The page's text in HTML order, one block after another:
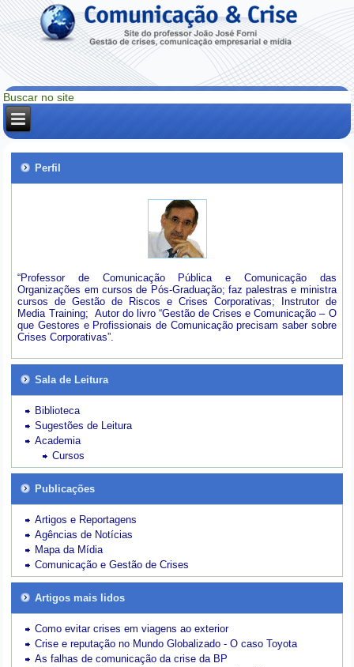
Perfil
“Professor de Comunicação Pública e Comunicação das
Organizações em cursos de Pós-Graduação; faz palestras e ministra
cursos de Gestão de Riscos e Crises Corporativas; Instrutor de
Media Training; Autor do livro “Gestão de Crises e Comunicação – O
que Gestores e Profissionais de Comunicação precisam saber sobre
Crises Corporativas”.
Sala de Leitura
Biblioteca
Sugestões de Leitura
Academia
Cursos
Publicações
Artigos e Reportagens
Agências de Notícias
Mapa da Mídia
Comunicação e Gestão de Crises
Artigos mais lidos
Como evitar crises em viagens ao exterior
Crise e reputação no Mundo Globalizado - O caso Toyota
As falhas de comunicação da crise da BP